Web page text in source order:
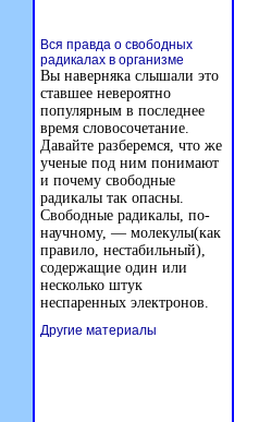
Вся правда о свободных
радикалах в организме
Вы наверняка слышали это
ставшее невероятно
популярным в последнее
время словосочетание.
Давайте разберемся, что же
ученые под ним понимают
и почему свободные
радикалы так опасны.
Свободные радикалы, по-
научному, — молекулы(как
правило, нестабильный),
содержащие один или
несколько штук
неспаренных электронов.
Другие материалы